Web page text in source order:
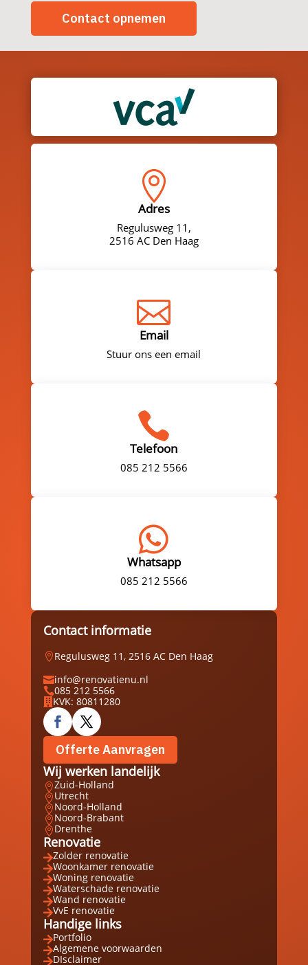
Contact opnemen

Adres
Regulusweg 11,
2516 AC Den Haag

Email
Stuur ons een email

Telefoon
085 212 5566

Whatsapp
085 212 5566
Contact informatie
Regulusweg 11, 2516 AC Den Haag
info@renovatienu.nl
085 212 5566
 KVK: 80811280
Offerte Aanvragen
Wij werken landelijk
Zuid-Holland
Utrecht
Noord-Holland
Noord-Brabant
Drenthe
Renovatie
Zolder renovatie
Woonkamer renovatie
Woning renovatie
Waterschade renovatie
Wand renovatie
VvE renovatie
Handige links
Portfolio
Algemene voorwaarden
DIsclaimer